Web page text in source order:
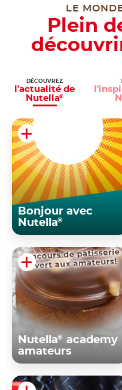
LE
Plein
DÉCOUVREZ
l'actualité de
Nutella®
Bonjour avec
Nutella®
Nutella®
academy
amateurs